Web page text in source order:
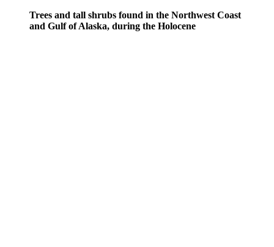
Trees and tall shrubs found in the Northwest Coast
and Gulf of Alaska, during the Holocene